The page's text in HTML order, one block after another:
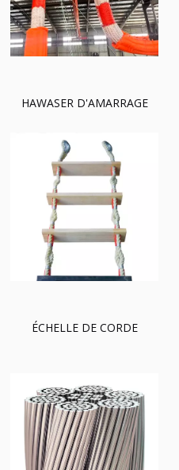
HAWASER D'AMARRAGE
ÉCHELLE DE CORDE